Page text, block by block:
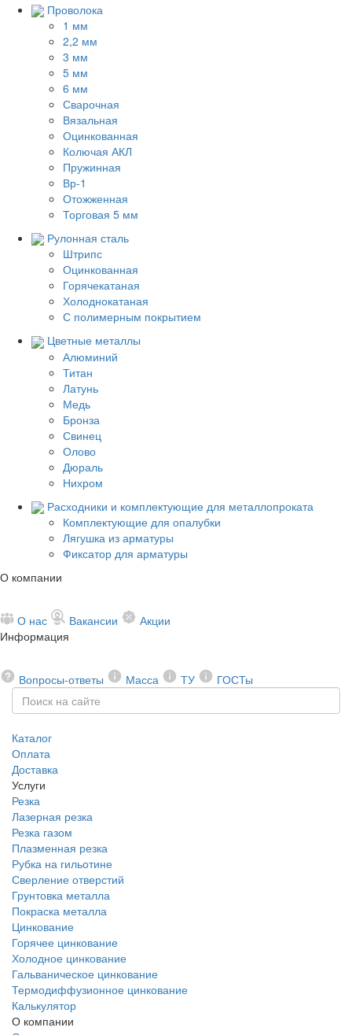
Проволока
1 мм
2,2 мм
3 мм
5 мм
6 мм
Сварочная
Вязальная
Оцинкованная
Колючая АКЛ
Пружинная
Вр-1
Отожженная
Торговая 5 мм
Рулонная сталь
Штрипс
Оцинкованная
Горячекатаная
Холоднокатаная
С полимерным покрытием
Цветные металлы
Алюминий
Титан
Латунь
Медь
Бронза
Свинец
Олово
Дюраль
Нихром
Расходники и комплектующие для металлопроката
Комплектующие для опалубки
Лягушка из арматуры
Фиксатор для арматуры
О компании
О нас Вакансии
Акции
Информация
Вопросы-ответы Масса ТУ ГОСТы
Каталог
Оплата
Доставка
Услуги
Резка
Лазерная резка
Резка газом
Плазменная резка
Рубка на гильотине
Сверление отверстий
Грунтовка металла
Покраска металла
Цинкование
Горячее цинкование
Холодное цинкование
Гальваническое цинкование
Термодиффузионное цинкование
Калькулятор
О компании